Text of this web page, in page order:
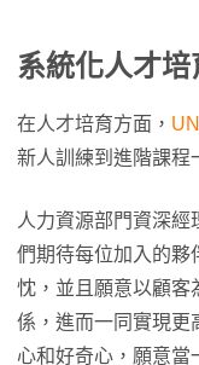
系統化人才
在人才培育方面，
新人訓練到進階課程
人力資源部門資深
們期待每位加入的夥
忱，並且願意以顧客
係，進而一同實現更
心和好奇心，願意當